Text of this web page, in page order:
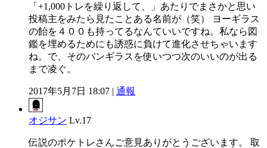
「+1,000トレを繰り返して、」あたりでまさかと思い
投稿主をみたら見たことある名前が（笑） ヨーギラス
の飴を４００も持ってるなんていいですね。私なら図
鑑を埋めるためにも誘惑に負けて進化させちゃいます
ね。で、そのバンギラスを使いつつ次のいいのが出る
まで凌ぐ。
2017年5月7日 18:07 | 通報
オジサン Lv.17
伝説のポケトレさんご意見ありがとうございます。 取